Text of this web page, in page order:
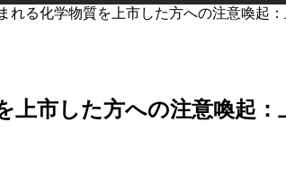
る化学物質を上市した方への注意喚起：
市した方への注意喚起：